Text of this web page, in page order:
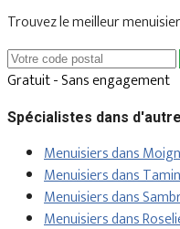
Trouvez le meilleur
Gratuit - Sans engagement
Spécialistes dans
Menuisiers dans
Menuisiers dans
Menuisiers dans
Menuisiers dans